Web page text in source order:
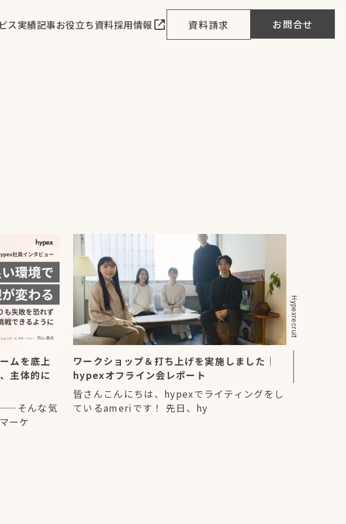
ス実績記事お役立ち資料採用情報 資料請求 お問合せ
Hypexrecruit
ムを底上
主体的に
——そんな気
ーケ
ワークショップ＆打ち上げを実施しました｜
hypexオフライン会レポート
皆さんこんにちは、hypexでライティングをし
ているameriです！ 先日、hy